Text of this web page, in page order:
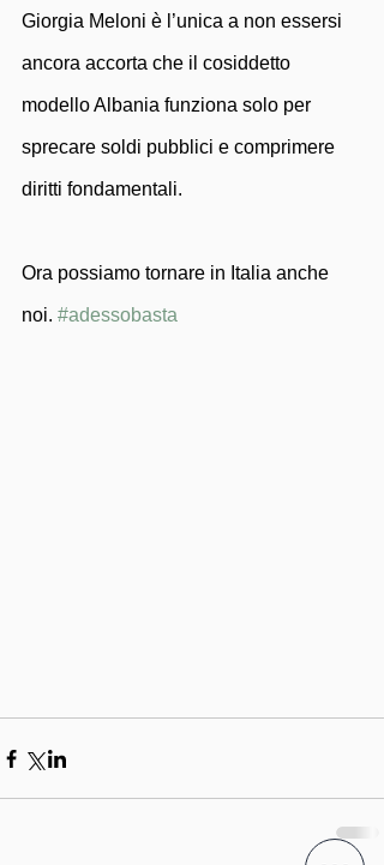
Giorgia Meloni è l’unica a non essersi
ancora accorta che il cosiddetto
modello Albania funziona solo per
sprecare soldi pubblici e comprimere
diritti fondamentali.
Ora possiamo tornare in Italia anche
noi. #adessobasta